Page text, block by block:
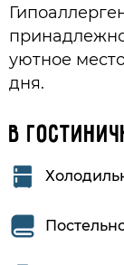
уютное
дня.
В